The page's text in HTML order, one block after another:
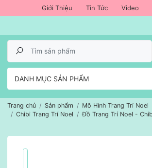
Giới Thiệu Tin Tức Video
DANH MỤC SẢN PHẨM
Trang chủ Sản phẩm
Mô Hình Trang Trí Noel
Chibi Trang Trí Noel
Đồ Trang Trí Noel -